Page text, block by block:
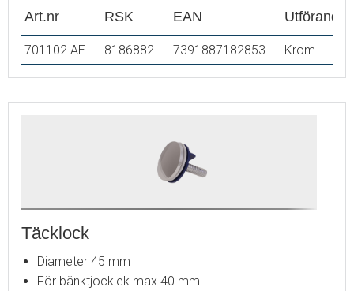
Art.nr RSK EAN Utförande
701102.AE 8186882 7391887182853 Krom
Täcklock
Diameter 45 mm
För bänktjocklek max 40 mm